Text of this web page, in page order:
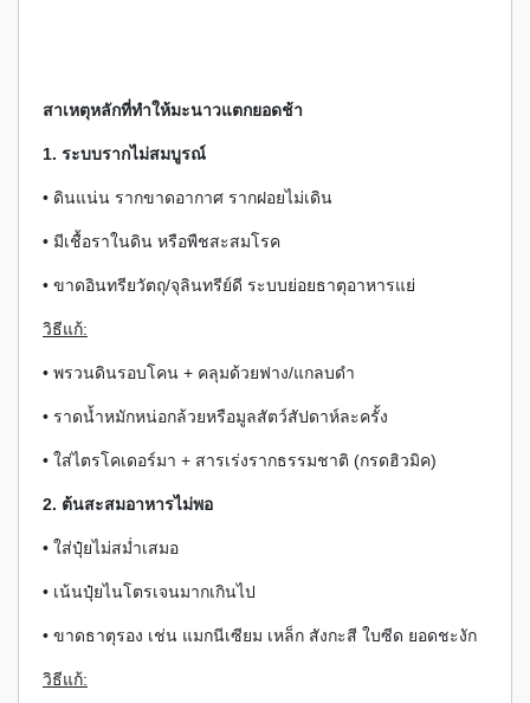
สาเหตุหลักที่ทำให้มะนาวแตกยอดช้า
1. ระบบรากไม่สมบูรณ์
• ดินแน่น รากขาดอากาศ รากฝอยไม่เดิน
• มีเชื้อราในดิน หรือพืชสะสมโรค
• ขาดอินทรียวัตถุ/จุลินทรีย์ดี ระบบย่อยธาตุอาหารแย่
วิธีแก้:
• พรวนดินรอบโคน + คลุมด้วยฟาง/แกลบดำ
• ราดน้ำหมักหน่อกล้วยหรือมูลสัตว์สัปดาห์ละครั้ง
• ใส่ไตรโคเดอร์มา + สารเร่งรากธรรมชาติ (กรดฮิวมิค)
2. ต้นสะสมอาหารไม่พอ
• ใส่ปุ๋ยไม่สม่ำเสมอ
• เน้นปุ๋ยไนโตรเจนมากเกินไป
• ขาดธาตุรอง เช่น แมกนีเซียม เหล็ก สังกะสี ใบซีด ยอดชะงัก
วิธีแก้: